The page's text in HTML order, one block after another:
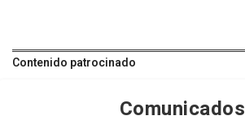
Contenido patrocinado
Comunicados